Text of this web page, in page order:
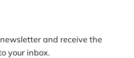
and receive the
your inbox.